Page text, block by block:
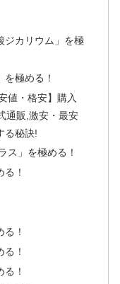
ジカリウム」を極
極める！
値・格安】購入
通販,激安・最安
る秘訣!
ス」を極める！
！
！
！
！